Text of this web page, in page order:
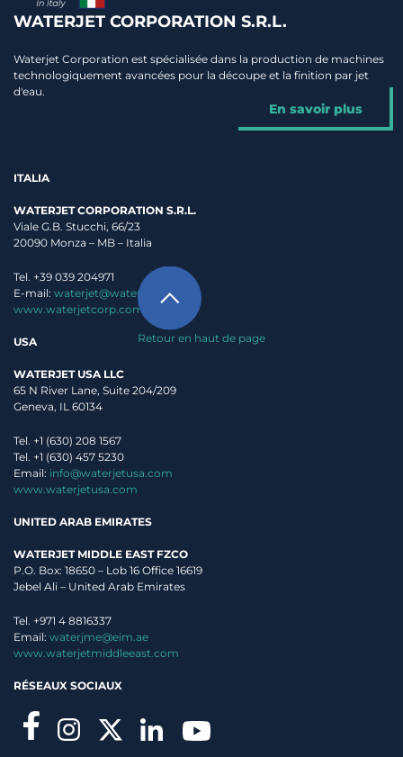
Retour en haut de page
WATERJET CORPORATION S.R.L.
Waterjet Corporation est spécialisée dans la production de machines
technologiquement avancées pour la découpe et la finition par jet
d'eau.
En savoir plus
ITALIA
WATERJET CORPORATION S.R.L.
Viale G.B. Stucchi, 66/23
20090 Monza – MB – Italia
Tel. +39 039 204971
E-mail: waterjet@waterjet.it
www.waterjetcorp.com
USA
WATERJET USA LLC
65 N River Lane, Suite 204/209
Geneva, IL 60134
Tel. +1 (630) 208 1567
Tel. +1 (630) 457 5230
Email: info@waterjetusa.com
www.waterjetusa.com
UNITED ARAB EMIRATES
WATERJET MIDDLE EAST FZCO
P.O. Box: 18650 – Lob 16 Office 16619
Jebel Ali – United Arab Emirates
Tel. +971 4 8816337
Email: waterjme@eim.ae
www.waterjetmiddleeast.com
RÉSEAUX SOCIAUX